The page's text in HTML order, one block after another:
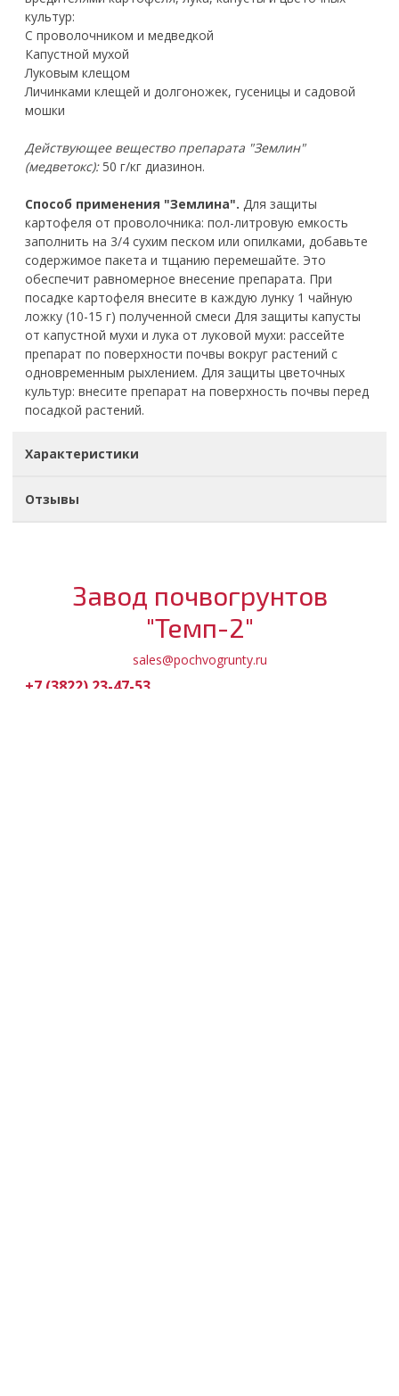
культур:
С проволочником и медведкой
Капустной мухой
Луковым клещом
Личинками клещей и долгоножек, гусеницы и садовой
мошки
Действующее вещество препарата "Землин"
(медветокс): 50 г/кг диазинон.
Способ применения "Землина". Для защиты
картофеля от проволочника: пол-литровую емкость
заполнить на 3/4 сухим песком или опилками, добавьте
содержимое пакета и тщанию перемешайте. Это
обеспечит равномерное внесение препарата. При
посадке картофеля внесите в каждую лунку 1 чайную
ложку (10-15 г) полученной смеси Для защиты капусты
от капустной мухи и лука от луковой мухи: paccейте
препарат по поверхности почвы вокруг растений с
одновременным рыхлением. Для защиты цветочных
культур: внесите препарат на поверхность почвы перед
посадкой растений.
Характеристики
Отзывы
Завод почвогрунтов
"Темп-2"
sales@pochvogrunty.ru
+7 (3822) 23-47-53